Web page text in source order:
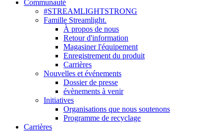
Communauté
#STREAMLIGHTSTRONG
Famille Streamlight.
À propos de nous
Retour d'information
Magasiner l'équipement
Enregistrement du produit
Carrières
Nouvelles et événements
Dossier de presse
évènements à venir
Initiatives
Organisations que nous soutenons
Programme de recyclage
Carrières